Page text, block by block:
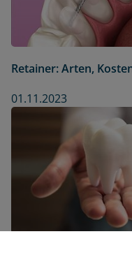
Retainer: Arten,
01.11.2023